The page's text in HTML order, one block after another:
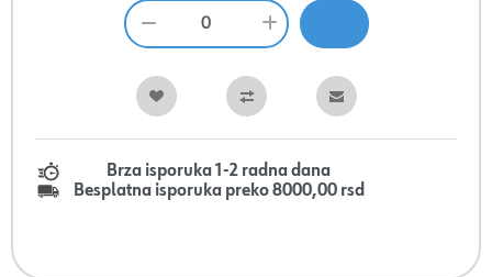
Brza isporuka 1-2 radna dana
Besplatna isporuka preko 8000,00 rsd